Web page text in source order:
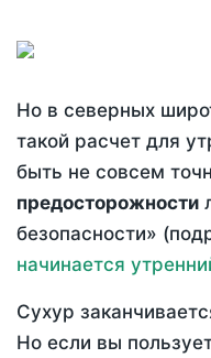
Но в северных
такой расчет для
быть не совсем
предосторожности
безопасности»
начинается
Сухур
Но если вы